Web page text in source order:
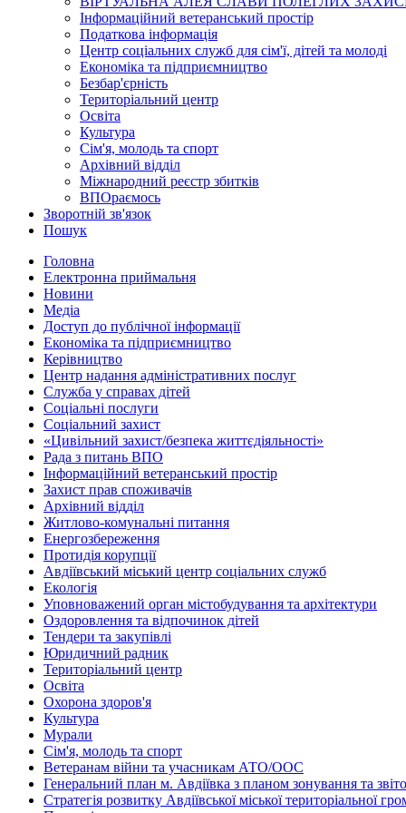
Інформаційний ветеранський простір
Податкова інформація
Центр соціальних служб для сім'ї, дітей та молоді
Економіка та підприємництво
Безбар'єрність
Територіальний центр
Освіта
Культура
Сім'я, молодь та спорт
Архівний відділ
Міжнародний реєстр збитків
ВПОраємось
Зворотній зв'язок
Пошук
Головна
Електронна приймальня
Новини
Медіа
Доступ до публічної інформації
Економіка та підприємництво
Керівництво
Центр надання адміністративних послуг
Служба у справах дітей
Соціальні послуги
Соціальний захист
«Цивільний захист/безпека життєдіяльності»
Рада з питань ВПО
Інформаційний ветеранський простір
Захист прав споживачів
Архівний відділ
Житлово-комунальні питання
Енергозбереження
Протидія корупції
Авдіївський міський центр соціальних служб
Екологія
Уповноважений орган містобудування та архітектури
Оздоровлення та відпочинок дітей
Тендери та закупівлі
Юридичний радник
Територіальний центр
Освіта
Охорона здоров'я
Культура
Мурали
Сім'я, молодь та спорт
Ветеранам війни та учасникам АТО/ООС
Генеральний план м. Авдіївка з планом зонування та
Стратегія розвитку Авдіївської міської територіальної